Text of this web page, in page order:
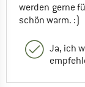
werden gerne
schön warm. :)
Ja, ich